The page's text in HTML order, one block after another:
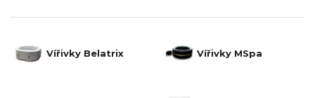
Vířivky Belatrix Vířivky MSpa